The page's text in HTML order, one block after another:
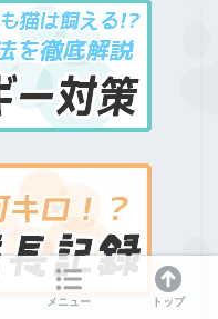
メニュー トップ